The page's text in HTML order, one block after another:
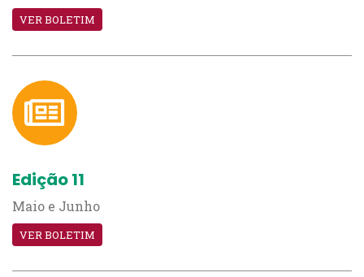
VER BOLETIM
Edição 11
Maio e Junho
VER BOLETIM